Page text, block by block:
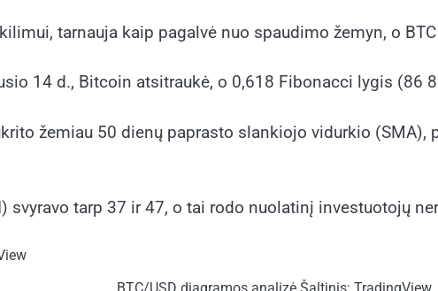
tarnauja kaip pagalvė nuo spaudimo žemyn, o
14 d., Bitcoin atsitraukė, o 0,618 Fibonacci lygis (86
žemiau 50 dienų paprasto slankiojo vidurkio
svyravo tarp 37 ir 47, o tai rodo nuolatinį investuotojų